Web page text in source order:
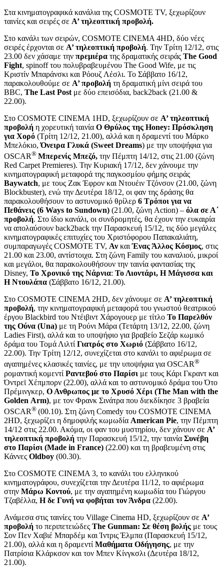
Στα κινηματογραφικά κανάλια της COSMOTE TV, ξεχωρίζουν
ταινίες και σειρές σε Α’ τηλεοπτική προβολή.
Στο κανάλι των σειρών, COSMOTE CINEMA 4HD, δύο νέες
σειρές έρχονται σε Α’ τηλεοπτική προβολή. Την Τρίτη 12/12, στις
23.00 δεν χάσαμε την πρεμιέρα της δραματικής σειράς The Good
Fight, spinoff του πολυβραβευμένου The Good Wife, με τις
Κριστίν Μπαράνσκι και Ρόουζ Λέσλι. Το Σάββατο 16/12,
παρακολουθούμε σε Α’ προβολή τη δραματική μίνι σειρά του
BBC, The Last Post με δύο επεισόδια, back2back (21.00 &
22.00).
Στο COSMOTE CINEMA 1HD, ξεχωρίζουν σε Α’ τηλεοπτική
προβολή η χορευτική ταινία Ο Θρύλος της Honey: Πρόσκληση
για Χορό (Τρίτη 12/12, 21.00), αλλά και η δραμεντί του Μάρκο
Μπελόκιο,Όνειρα Γλυκά (Sweet Dreams) με την υποψήφια για
OSCAR® Μπερενίς Μπεζό, την Πέμπτη 14/12, στις 21.00 (ζώνη
Red Carpet Premieres). Την Κυριακή 17/12, δεν χάνουμε την
κινηματογραφική μεταφορά της παγκοσμίου φήμης σειράς
Baywatch, με τους Ζακ Έφρον και Ντουέιν Τζόνσον (21.00, ζώνη
Blockbuster), ενώ την Δευτέρα 18/12, οι φαν της δράσης θα
παρακολουθήσουν το αστυνομικό θρίλερ 6 Τρόποι για να
Πεθάνεις (6 Ways to Sundown) (21.00, ζώνη Action) – όλα σε Α΄
προβολή. Στο ίδιο κανάλι, οι συνδρομητές, θα έχουν την ευκαιρία
να απολαύσουν back2back την Παρασκευή 15/12, τις δύο μεγάλες
κινηματογραφικές επιτυχίες του Χριστόφορου Παπακαλιάτη,
συμπαραγωγές COSMOTE TV, Αν καιΈνας Άλλος Κόσμος, στις
21.00 και 23.00, αντίστοιχα. Στη ζώνη Family του καναλιού, μικροί
και μεγάλοι, θα παρακολουθήσουν την ταινία φαντασίας της
Disney, Το Χρονικό της Νάρνια: Το Λιοντάρι, Η Μάγισσα και
Η Ντουλάπα (Σάββατο 16/12, 21.00).
Στο COSMOTE CINEMA 2HD, δεν χάνουμε σε Α’ τηλεοπτική
προβολή, την κινηματογραφική μεταφορά του γνωστού θεατρικού
έργου Blackbird του Ντέιβιντ Χάρογουερ με τίτλο Το Παρελθόν
της Ούνα (Una) με τη Ρούνι Μάρα (Τετάρτη 13/12, 22.00, ζώνη
Ladies First), αλλά και τo υποψήφιο για βραβείο Σεζάρ κωμικό
δράμα του Τομά Λιλτί Γιατρός στο Χωριό (Σάββατο 16/12,
22.00). Την Τρίτη 12/12, συνεχίζεται στο κανάλι το αφιέρωμα σε
αγαπημένες κλασικές ταινίες, με την υποψήφια για OSCAR®
ρομαντική κομεντί Ραντεβού στο Παρίσι με τους Κάρι Γκραντ και
Όντρεϊ Χέπμπορν (22.00), αλλά και το αστυνομικό δράμα του Ότο
Πρέμινγκερ, Ο Ανθρωπος με το Χρυσό Χέρι (The Man with the
Golden Arm), με τον Φρανκ Σινάτρα που διεκδίκησε 3 βραβεία
OSCAR® (00.10). Στη ζώνη Comedy του COSMOTE CINEMA
2HD, ξεχωρίζει η δημοφιλής κωμωδία American Pie, την Πέμπτη
14/12 στις 22.00. Ακόμα, οι φαν του μυστηρίου, δεν χάνουν σε Α’
τηλεοπτική προβολή την Παρασκευή 15/12, την ταινία Συνέβη
στο Παρίσι (Made in France) (22.00) και τη βραβευμένη στις
Κάννες Oldboy (00.30).
Στο COSMOTE CINEMA 3, το κανάλι του ελληνικού
κινηματογράφου, συνεχίζεται την Δευτέρα 11/12, το αφιέρωμα
στην Μάρω Κοντού, με την αγαπημένη κωμωδία του Γιώργου
Τζαβέλλα, Η δε Γυνή να φοβήται τον Άνδρα (22.00).
Ανάμεσα στις ταινίες του Village Cinema HD, ξεχωρίζουν σε Α’
προβολή το περιπετειώδες The Gunman: Σε θέση βολής με τους
Σον Πεν Χαβιέ Μπαρδέμ και Ίντρις Έλμπα (Παρασκευή 15/12,
21.00), αλλά και η δραμεντί Μαθήματα Οδήγησης, με την
Πατρίσια Κλάρκσον και τον Μπεν Κίνγκσλι (Δευτέρα 18/12,
21.00).